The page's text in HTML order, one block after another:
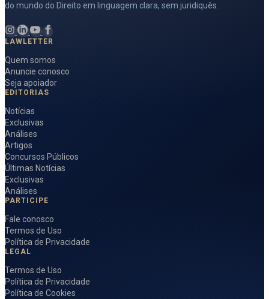
do mundo do Direito em linguagem clara, sem juridiquês.
LAWLETTER
Quem somos
Anuncie conosco
Seja apoiador
EDITORIAS
Notícias
Exclusivas
Análises
Artigos
Concursos Públicos
Últimas Notícias
Exclusivas
Análises
PARTICIPE
Fale conosco
Termos de Uso
Política de Privacidade
LEGAL
Termos de Uso
Política de Privacidade
Política de Cookies